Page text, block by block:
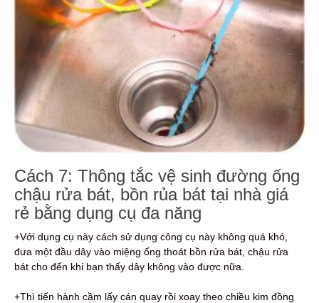
Cách 7: Thông tắc vệ sinh đường ống
chậu rửa bát, bồn rủa bát tại nhà giá
rẻ bằng dụng cụ đa năng
+Với dụng cụ này cách sử dụng công cụ này không quá khó,
đưa một đầu dây vào miệng ống thoát bồn rửa bát, chậu rửa
bát cho đến khi bạn thấy dây không vào được nữa.
+Thì tiến hành cầm lấy cán quay rồi xoay theo chiều kim đồng